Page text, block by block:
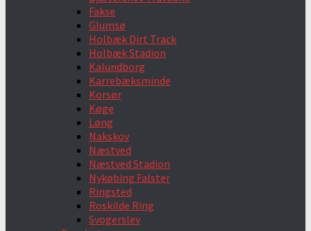
Fakse
Glumsø
Holbæk Dirt Track
Holbæk Stadion
Kalundborg
Karrebæksminde
Korsør
Køge
Løng
Nakskov
Næstved
Næstved Stadion
Nykøbing Falster
Ringsted
Roskilde Ring
Svogerslev